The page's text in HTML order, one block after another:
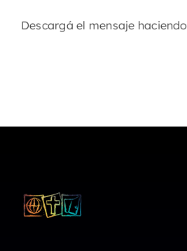
Descargá el mensaje haciendo